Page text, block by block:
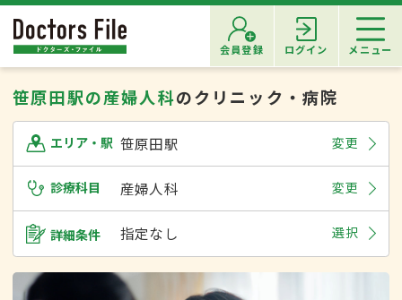
会員登録 ログイン メニュー
笹原田駅の産婦人科のクリニック・病院
エリア・駅 笹原田駅 変更
診療科目 産婦人科 変更
詳細条件 指定なし 選択